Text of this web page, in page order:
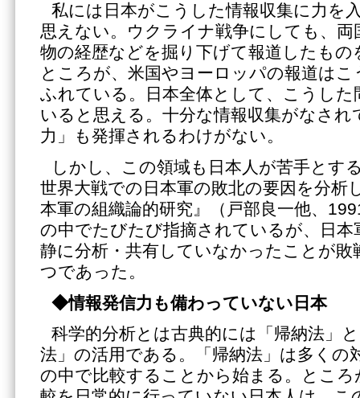
私には日本がこうした情報収集に力を
思えない。ウクライナ戦争にしても、両
物の経歴などを掘り下げて報道したも
ところが、米国やヨーロッパの報道は
ふれている。日本全体として、こうした
いると思える。十分な情報収集がなされ
力」も発揮されるわけがない。
しかし、この領域も日本人が苦手とす
世界大戦での日本軍の敗北の要因を分析
本軍の組織論的研究』（戸部良一他、
の中でたびたび指摘されているが、日本
静に分析・共有していなかったことが敗
つであった。
◆情報発信力も備わっていない日本
科学的分析とは古典的には「帰納法」
法」の活用である。「帰納法」は多くの
の中で比較することから始まる。とこ